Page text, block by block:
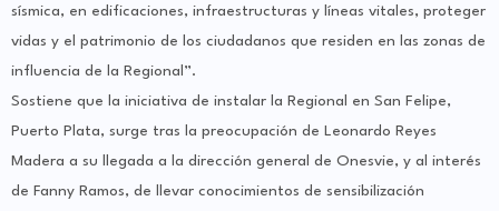
sísmica, en edificaciones, infraestructuras y líneas vitales, proteger
vidas y el patrimonio de los ciudadanos que residen en las zonas de
influencia de la Regional”.
Sostiene que la iniciativa de instalar la Regional en San Felipe,
Puerto Plata, surge tras la preocupación de Leonardo Reyes
Madera a su llegada a la dirección general de Onesvie, y al interés
de Fanny Ramos, de llevar conocimientos de sensibilización